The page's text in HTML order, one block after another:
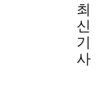
최
신
기
사